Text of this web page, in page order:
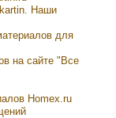
kartin. Наши
для
на сайте "Все
Homex.ru